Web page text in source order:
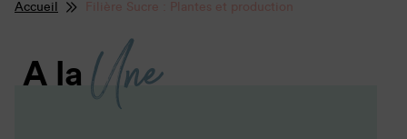
Accueil Filière Sucre : Plantes et production
A la Une